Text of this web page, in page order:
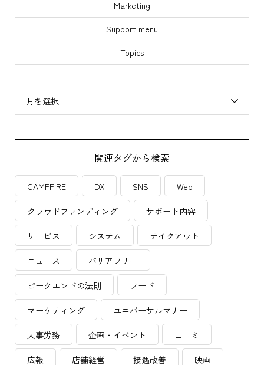
Marketing
Support menu
Topics
月を選択
関連タグから検索
CAMPFIRE DX SNS Web
クラウドファンディング サポート内容
サービス システム テイクアウト
ニュース バリアフリー
ピークエンドの法則 フード
マーケティング ユニバーサルマナー
人事労務 企画・イベント 口コミ
広報 店舗経営 接遇改善 映画